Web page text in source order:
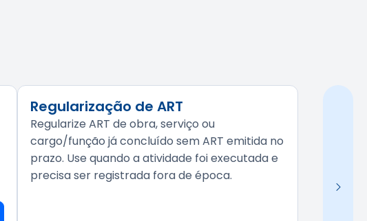
Regularização de ART
Regularize ART de obra, serviço ou
cargo/função já concluído sem ART emitida no
prazo. Use quando a atividade foi executada e
precisa ser registrada fora de época.